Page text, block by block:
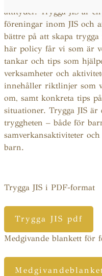
attityder. Trygga JIS är
föreningar inom JIS och
bättre på att skapa
här policy får vi som är
tankar och tips som
verksamheter och
innehåller riktlinjer som
om, samt konkreta tips
situationer. Trygga JIS
tryggheten – både för
samverkansaktiviteter
barn.
Trygga JIS i PDF-format
Trygga JIS pdf
Medgivande blankett för